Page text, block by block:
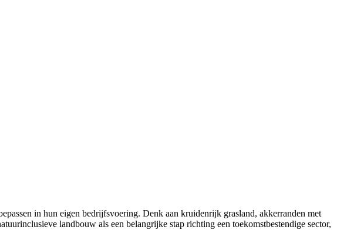
in hun eigen bedrijfsvoering. Denk aan kruidenrijk grasland, akkerranden met
landbouw als een belangrijke stap richting een toekomstbestendige sector,